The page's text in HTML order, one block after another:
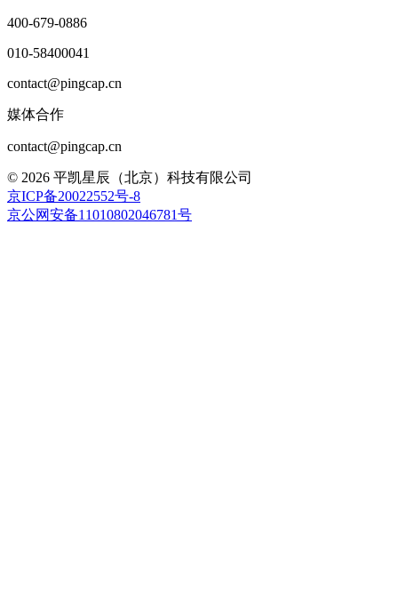
400-679-0886
010-58400041
contact@pingcap.cn
媒体合作
contact@pingcap.cn
© 2026 平凯星辰（北京）科技有限公司
京ICP备20022552号-8
京公网安备11010802046781号